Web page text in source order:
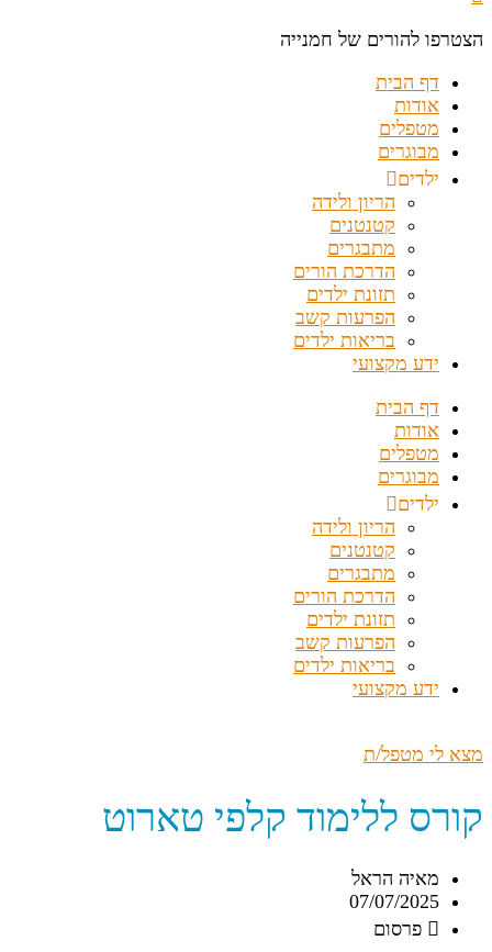
הצטרפו להורים של חמנייה
דף הבית
אודות
מטפלים
מבוגרים
ילדים
הריון ולידה
קטנטנים
מתבגרים
הדרכת הורים
תזונת ילדים
הפרעות קשב
בריאות ילדים
ידע מקצועי
דף הבית
אודות
מטפלים
מבוגרים
ילדים
הריון ולידה
קטנטנים
מתבגרים
הדרכת הורים
תזונת ילדים
הפרעות קשב
בריאות ילדים
ידע מקצועי
מצא לי מטפל/ת
קורס ללימוד קלפי טארוט
מאיה הראל
07/07/2025
פרסום